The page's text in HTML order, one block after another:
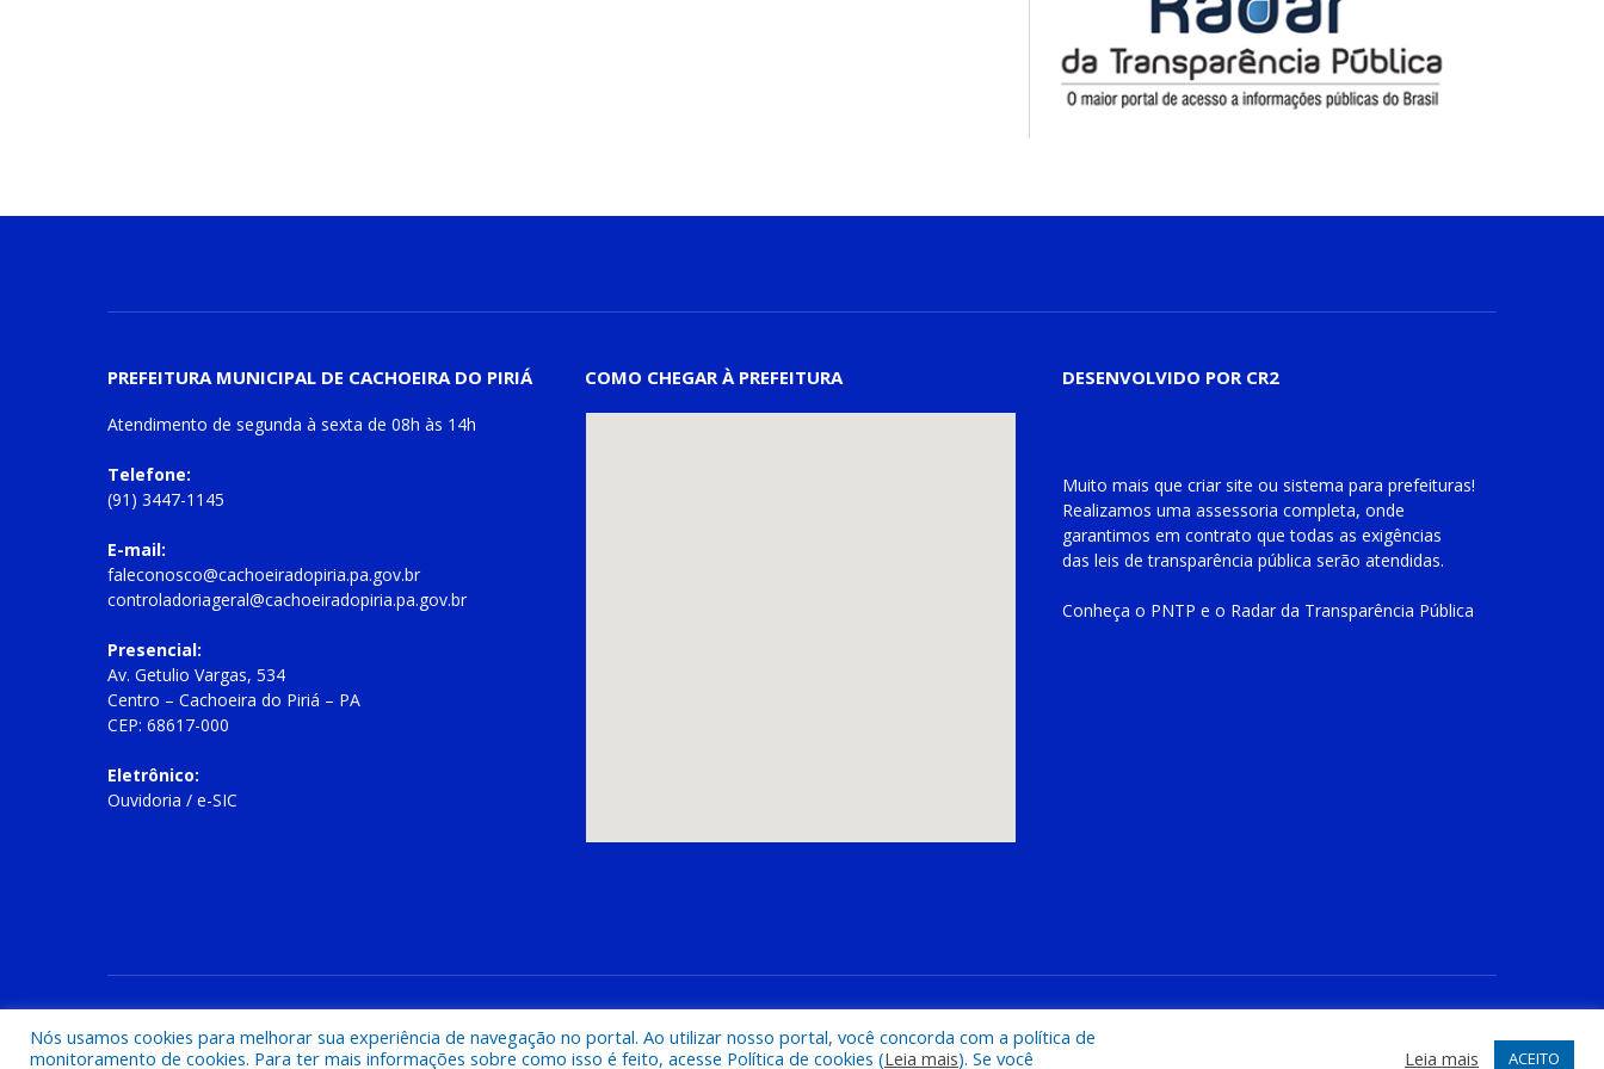
PREFEITURA MUNICIPAL DE CACHOEIRA DO PIRIÁ
Atendimento de segunda à sexta de 08h às 14h
Telefone:
(91) 3447-1145
E-mail:
faleconosco@cachoeiradopiria.pa.gov.br
controladoriageral@cachoeiradopiria.pa.gov.br
Presencial:
Av. Getulio Vargas, 534
Centro – Cachoeira do Piriá – PA
CEP: 68617-000
Eletrônico:
Ouvidoria / e-SIC
COMO CHEGAR À PREFEITURA DESENVOLVIDO POR CR2
Muito mais que criar site ou sistema para prefeituras!
Realizamos uma assessoria completa, onde
garantimos em contrato que todas as exigências
das leis de transparência pública serão atendidas.
Conheça o PNTP e o Radar da Transparência Pública
Nós usamos cookies para melhorar sua experiência de navegação no portal. Ao utilizar nosso portal, você concorda com a política de
monitoramento de cookies. Para ter mais informações sobre como isso é feito, acesse Política de cookies (Leia mais). Se você
Leia mais ACEITO